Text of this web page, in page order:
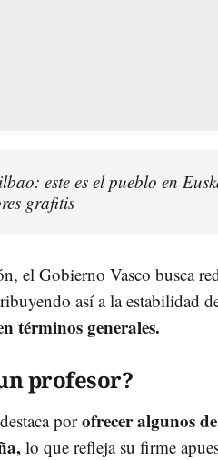
este es el pueblo en
grafitis
el Gobierno Vasco busca
así a la estabilidad
términos generales.
profesor?
porofrecer algunos
lo que refleja su firme